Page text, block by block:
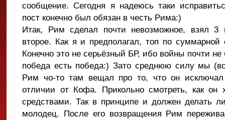
сообщение. Сегодня я надеюсь таки
пост конечно был обязан в честь Рима:)
Итак, Рим сделал почти невозможное, взял
второе. Как я и предполагал, топ по
Конечно это не серьёзный БР, ибо войны почти
победа есть победа:) Зато среднюю силу мы
Рим чо-то там вещал про то, что он
отличии от Кофа. Прикольно смотреть, как он
средствами. Так в принципе и должен делать
молодец. После его возвращения Рим